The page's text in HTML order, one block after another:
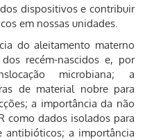
dispositivos e contribuir
em nossas unidades.
do aleitamento materno
recém-nascidos e, por
microbiana; a
de material nobre para
a importância da não
como dados isolados para
antibióticos; a importância